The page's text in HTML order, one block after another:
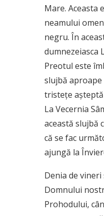
Mare. Aceasta
neamului
negru. În
dumnezeiasca
Preotul este
slujbă aproape
tristeţe
La Vecernia
această slujbă
că se fac
ajungă la
Denia de
Domnului
Prohodului,